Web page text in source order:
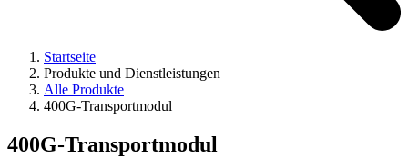
Startseite
Produkte und Dienstleistungen
Alle Produkte
400G-Transportmodul
400G-Transportmodul